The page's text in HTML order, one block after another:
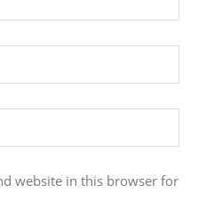
website in this browser for